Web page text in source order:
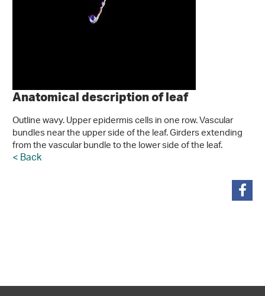
Anatomical description of leaf
Outline wavy. Upper epidermis cells in one row. Vascular
bundles near the upper side of the leaf. Girders extending
from the vascular bundle to the lower side of the leaf.
< Back